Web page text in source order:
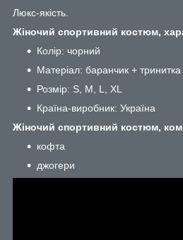
Люкс-якість.
Жіночий спортивний костюм,
Колір: чорний
Матеріал: баранчик + тринитка
Розмір: S, M, L, XL
Країна-виробник: Україна
Жіночий спортивний костюм,
кофта
джогери